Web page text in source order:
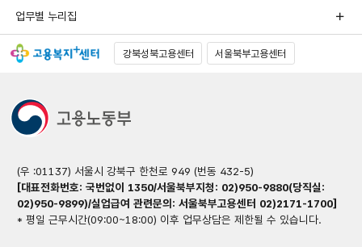
업무별 누리집
강북성북고용센터 서울북부고용센터
(우 :01137) 서울시 강북구 한천로 949 (번동 432-5)
[대표전화번호: 국번없이 1350/서울북부지청: 02)950-9880(당직실:
02)950-9899)/실업급여 관련문의: 서울북부고용센터 02)2171-1700]
* 평일 근무시간(09:00~18:00) 이후 업무상담은 제한될 수 있습니다.